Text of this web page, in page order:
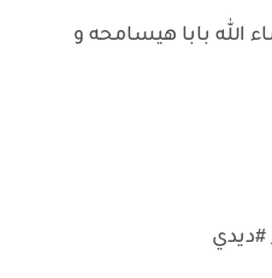
الله بابا هيسامحه و
#ديدي